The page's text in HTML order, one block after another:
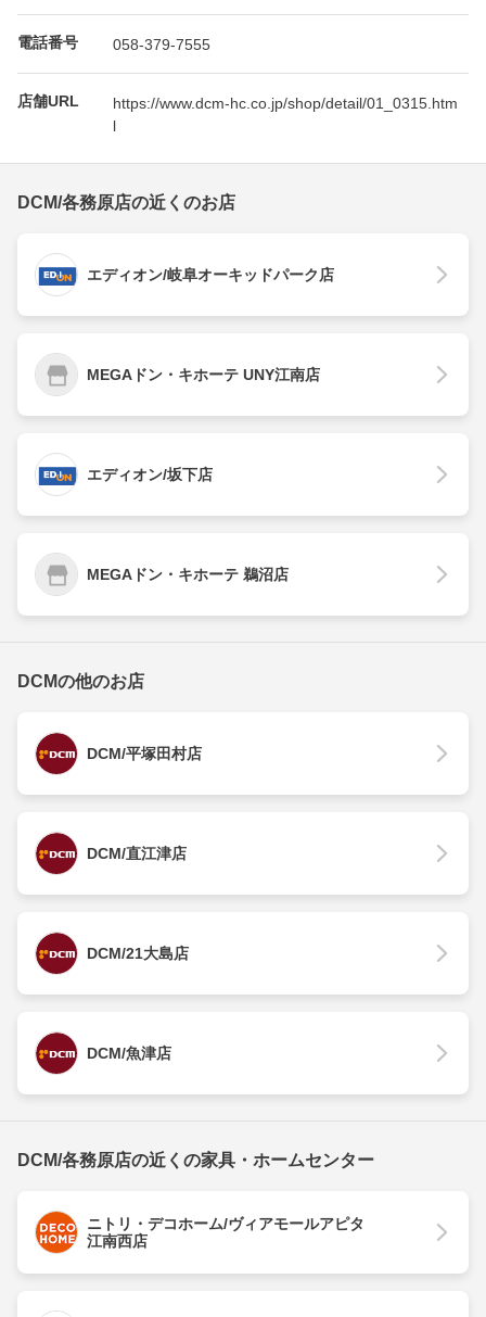
電話番号 058-379-7555
店舗URL
https://www.dcm-hc.co.jp/shop/detail/01_0315.htm
l
DCM/各務原店の近くのお店
エディオン/岐阜オーキッドパーク店
MEGAドン・キホーテ UNY江南店
エディオン/坂下店
MEGAドン・キホーテ 鵜沼店
DCMの他のお店
DCM/平塚田村店
DCM/直江津店
DCM/21大島店
DCM/魚津店
DCM/各務原店の近くの家具・ホームセンター
ニトリ・デコホーム/ヴィアモールアピタ
江南西店